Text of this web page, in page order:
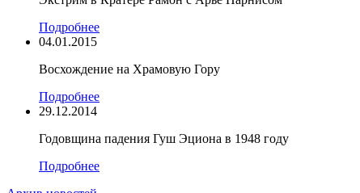
Подробнее
04.01.2015
Восхождение на Храмовую Гору
Подробнее
29.12.2014
Годовщина падения Гуш Эциона в 1948 году
Подробнее